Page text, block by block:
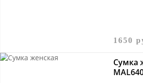
1650
Сумка